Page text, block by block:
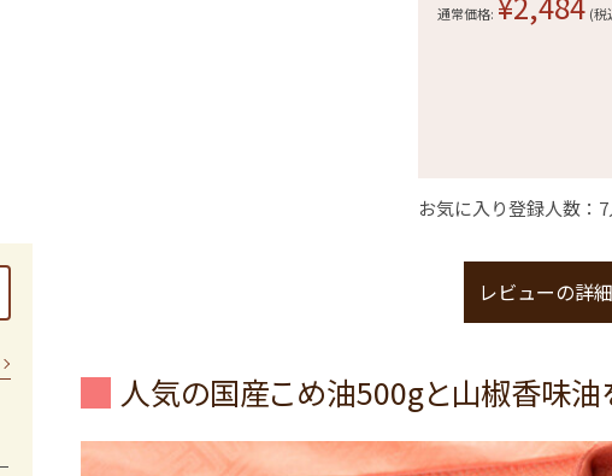
通常価格: (税
お気に入り登録人数：7
レビューの詳
人気の国産こめ油500gと山椒香味油